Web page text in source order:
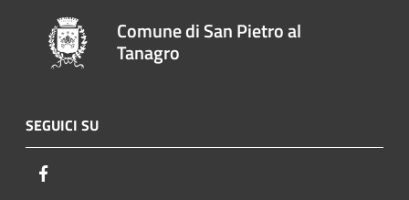
Comune di San Pietro al
Tanagro
SEGUICI SU